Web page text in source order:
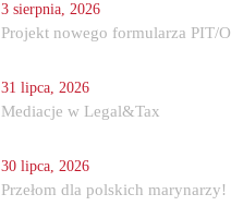
3 sierpnia, 2026
Projekt nowego formularza PIT/O
31 lipca, 2026
Mediacje w Legal&Tax
30 lipca, 2026
Przełom dla polskich marynarzy!